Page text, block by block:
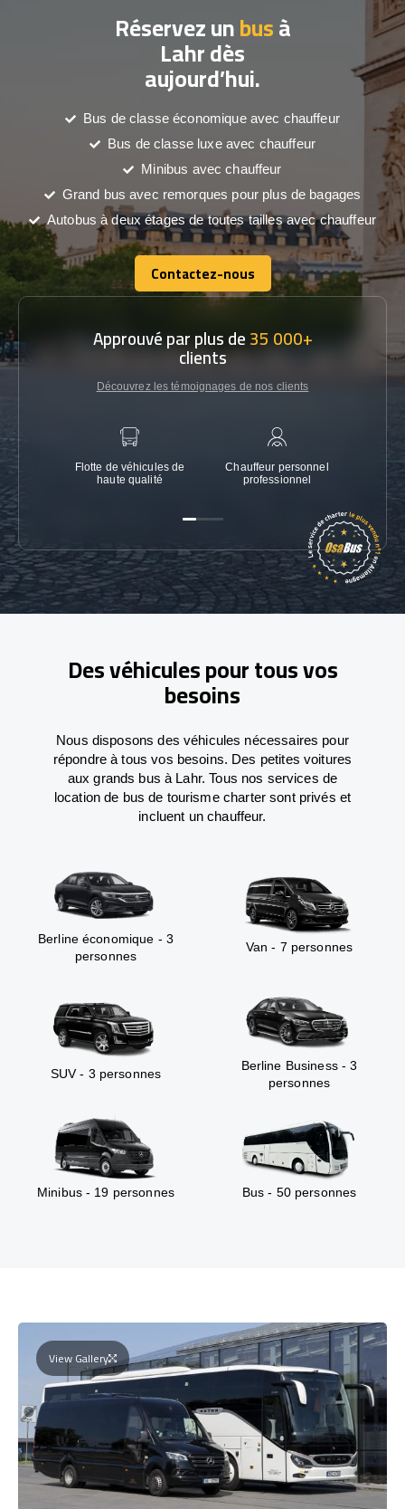
Réservez unbusà
Lahr dès
aujourd’hui.
Bus de classe économique avec chauffeur
Bus de classe luxe avec chauffeur
Minibus avec chauffeur
Grand bus avec remorques pour plus de bagages
Autobus à deux étages de toutes tailles avec chauffeur
Contactez-nous
Contactez-nous
Approuvé par plus de35 000+
clients
Découvrez les témoignages de nos clients
Flotte de véhicules de
haute qualité
Chauffeur personnel
professionnel
Des véhicules pour tous vos
besoins
Nous disposons des véhicules nécessaires pour
répondre à tous vos besoins. Des petites voitures
aux grands bus à Lahr. Tous nos services de
location de bus de tourisme charter sont privés et
incluent un chauffeur.
Berline économique - 3
personnes
Van - 7 personnes
SUV - 3 personnes
Berline Business - 3
personnes
Minibus - 19 personnes Bus - 50 personnes
View Gallery